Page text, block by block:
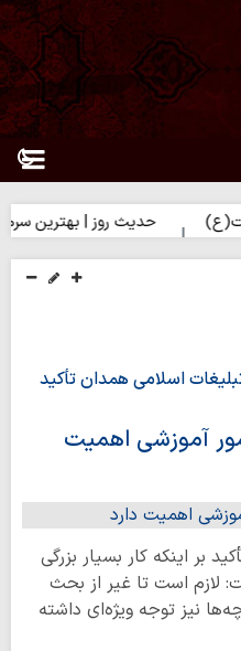
حدیث روز | بهترین سرمایه
اسلامی همدان تأکید
آموزشی اهمیت
بر اینکه کار بسیار بزرگی
لازم است تا غیر از بحث
نیز توجه ویژه‌ای داشته